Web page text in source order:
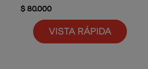
$80.000
VISTA RÁPIDA